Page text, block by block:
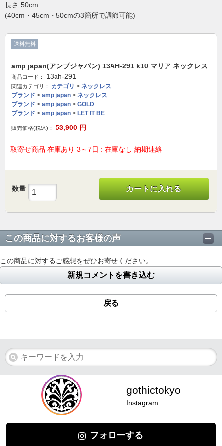
長さ 50cm
(40cm・45cm・50cmの3箇所で調節可能)
送料無料
amp japan(アンプジャパン) 13AH-291 k10 マリア ネックレス
商品コード： 13ah-291
関連カテゴリ： カテゴリ > ネックレス
ブランド > amp japan > ネックレス
ブランド > amp japan > GOLD
ブランド > amp japan > LET IT BE
販売価格(税込)： 53,900 円
取寄せ商品 在庫あり 3～7日 : 在庫なし 納期連絡
数量 カートに入れる
この商品に対するお客様の声
この商品に対するご感想をぜひお寄せください。
新規コメントを書き込む
戻る
gothictokyo
Instagram
フォローする